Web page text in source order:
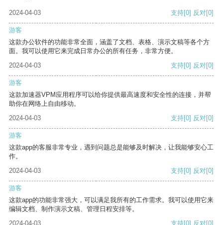
2024-04-03 支持[0] 反对[0]
游客
这款办公软件的功能非常全面，涵盖了文档、表格、演示文稿等各个方
面。我可以使用它来完成日常办公的所有任务，非常方便。
2024-04-03
支持[0] 反对[0]
游客
这款加速器VPM应用程序可以给你提供最高速度和安全性的连接，并帮
助你在网络上自由移动。
2024-04-03
支持[0] 反对[0]
游客
这款app的客服非常专业，遇到问题总是能够及时解决，让我能够安心工
作。
2024-04-03
支持[0] 反对[0]
游客
这款app的功能非常强大，可以满足我所有的工作需求。我可以使用它来
编辑文档、制作演示文稿、管理日程安排等。
2024-04-03
支持[0] 反对[0]